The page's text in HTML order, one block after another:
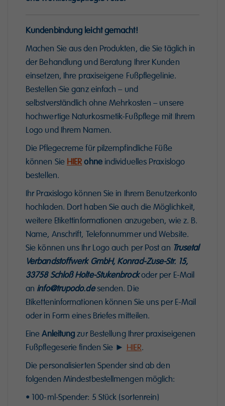
Kundenbindung leicht gemacht!
Machen Sie aus den Produkten, die Sie täglich in
der Behandlung und Beratung Ihrer Kunden
einsetzen, Ihre praxiseigene Fußpflegelinie.
Bestellen Sie ganz einfach – und
selbstverständlich ohne Mehrkosten – unsere
hochwertige Naturkosmetik-Fußpflege mit Ihrem
Logo und Ihrem Namen.
Die Pflegecreme für pilzempfindliche Füße
können Sie HIER ohneindividuelles Praxislogo
bestellen.
Ihr Praxislogo können Sie in Ihrem Benutzerkonto
hochladen. Dort haben Sie auch die Möglichkeit,
weitere Etikettinformationen anzugeben, wie z. B.
Name, Anschrift, Telefonnummer und Website.
Sie können uns Ihr Logo auch per Post an Trusetal
Verbandstoffwerk GmbH, Konrad-Zuse-Str. 15,
33758 Schloß Holte-Stukenbrockoder per E-Mail
an info@trupodo.desenden. Die
Etiketteninformationen können Sie uns per E-Mail
oder in Form eines Briefes mitteilen.
EineAnleitung zur Bestellung Ihrer praxiseigenen
Fußpflegeserie finden Sie ►
HIER.
Die personalisierten Spender sind ab den
folgenden Mindestbestellmengen möglich:
• 100-ml-Spender: 5 Stück (sortenrein)